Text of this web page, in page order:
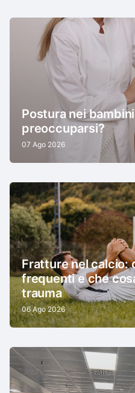
Postura nei
preoccuparsi?
07 Ago 2026
Fratture nel calcio:
frequenti e che
trauma
06 Ago 2026